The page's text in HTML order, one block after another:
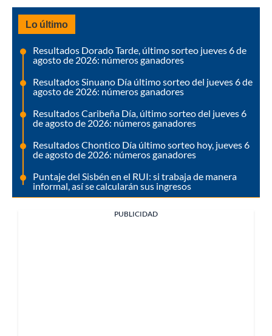
Lo último
Resultados Dorado Tarde, último sorteo jueves 6 de
agosto de 2026: números ganadores
Resultados Sinuano Día último sorteo del jueves 6 de
agosto de 2026: números ganadores
Resultados Caribeña Día, último sorteo del jueves 6
de agosto de 2026: números ganadores
Resultados Chontico Día último sorteo hoy, jueves 6
de agosto de 2026: números ganadores
Puntaje del Sisbén en el RUI: si trabaja de manera
informal, así se calcularán sus ingresos
PUBLICIDAD